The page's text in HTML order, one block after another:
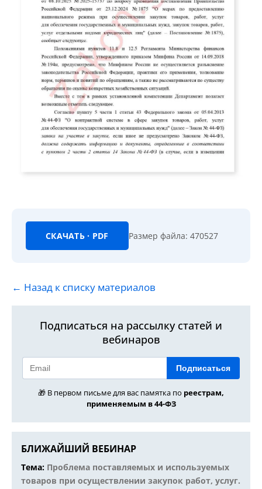
СКАЧАТЬ · PDF Размер файла: 470527
← Назад к списку материалов
Подписаться на рассылку статей и
вебинаров
Подписаться
🎁 В первом письме для вас памятка по реестрам,
применяемым в 44-ФЗ
БЛИЖАЙШИЙ ВЕБИНАР
Тема: Проблема поставляемых и используемых
товаров при осуществлении закупок работ, услуг.